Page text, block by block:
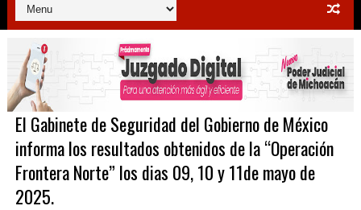
El Gabinete de Seguridad del Gobierno de México
informa los resultados obtenidos de la “Operación
Frontera Norte” los dias 09, 10 y 11de mayo de
2025.